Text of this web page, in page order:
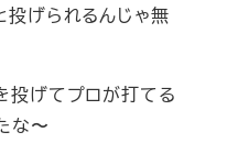
投げられるんじゃ無
投げてプロが打てる
な〜